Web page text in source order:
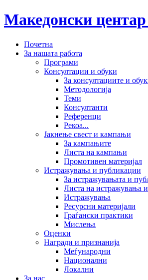
Македонски
Почетна
За нашата работа
Програми
Консултации и обуки
За консултациите и
Методологија
Теми
Консултанти
Референци
Рекоа...
Јакнење свест и кампањи
За кампањите
Листа на кампањи
Промотивен материјал
Истражувања и публикации
За истражувањата и
Листа на истражувања
Истражувања
Ресурсни материјали
Граѓански практики
Мислења
Оценки
Награди и признанија
Меѓународни
Национални
Локални
За нас